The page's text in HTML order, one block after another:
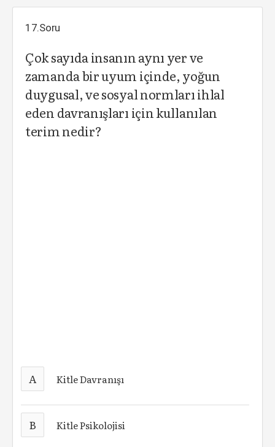
17.Soru
Çok sayıda insanın aynı yer ve
zamanda bir uyum içinde, yoğun
duygusal, ve sosyal normları ihlal
eden davranışları için kullanılan
terim nedir?
A Kitle Davranışı
B Kitle Psikolojisi